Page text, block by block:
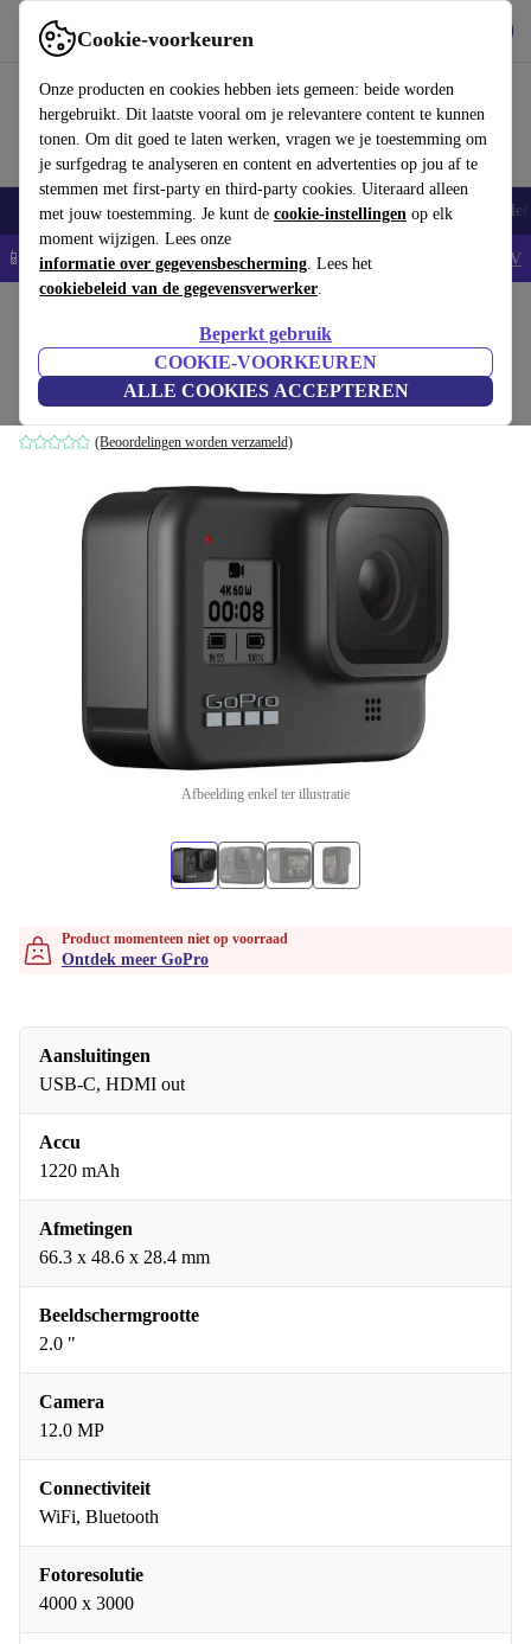
Cookie-voorkeuren
Onze producten en cookies hebben iets gemeen: beide worden
hergebruikt. Dit laatste vooral om je relevantere content te kunnen
tonen. Om dit goed te laten werken, vragen we je toestemming om
je surfgedrag te analyseren en content en advertenties op jou af te
stemmen met first-party en third-party cookies. Uiteraard alleen
met jouw toestemming. Je kunt de cookie-instellingen op elk
moment wijzigen. Lees onze
informatie over gegevensbescherming. Lees het
cookiebeleid van de gegevensverwerker.
Beperkt gebruik
COOKIE-VOORKEUREN
ALLE COOKIES ACCEPTEREN
Gebruik refurbed snel en eenvoudig
Smartphones Laptops Tablets Smartwatches Accessoires
📱5% EXTRA korting op alle iPhones – Code: IPHONEDEAL - AV
GoPro Hero8
Zwart
(Beoordelingen worden verzameld)
Afbeelding enkel ter illustratie
Product momenteen niet op voorraad
Ontdek meer GoPro
Aansluitingen
USB-C, HDMI out
Accu
1220 mAh
Afmetingen
66.3 x 48.6 x 28.4 mm
Beeldschermgrootte
2.0 "
Camera
12.0 MP
Connectiviteit
WiFi, Bluetooth
Fotoresolutie
4000 x 3000